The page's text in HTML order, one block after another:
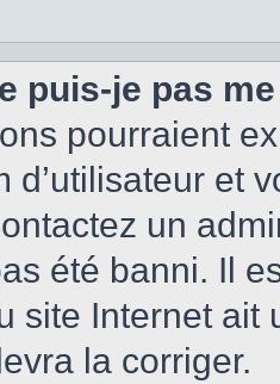
puis-je pas
pourraient
d’utilisateur et
un
été banni. Il
site Internet
la corriger.